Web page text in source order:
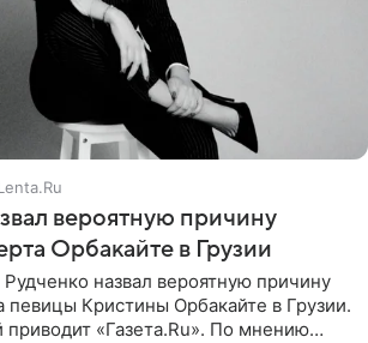
вероятную причину
Орбакайте в Грузии
назвал вероятную причину
певицы Кристины Орбакайте в Грузии.
приводит «Газета.Ru». По мнению